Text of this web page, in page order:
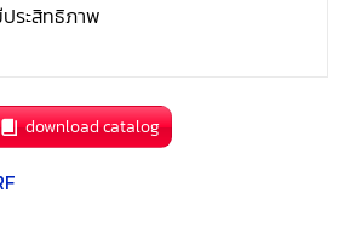
ระสิทธิภาพ
download catalog